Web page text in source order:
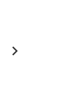
17,95